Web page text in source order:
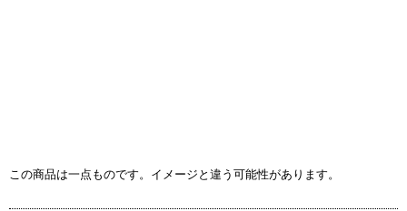
この商品は一点ものです。イメージと違う可能性があります。